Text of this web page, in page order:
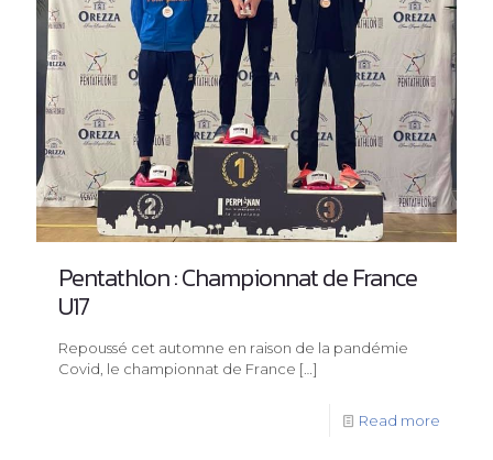
Pentathlon : Championnat de France
U17
Repoussé cet automne en raison de la pandémie
Covid, le championnat de France […]
Read more